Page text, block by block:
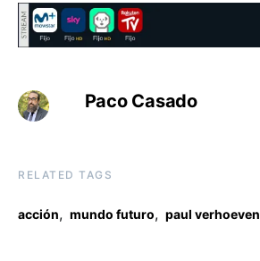
Paco Casado
RELATED TAGS
acción, mundo futuro, paul verhoeven